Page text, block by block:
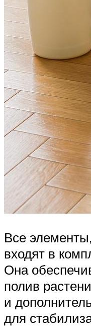
Все
входят в
Она
полив
и
для